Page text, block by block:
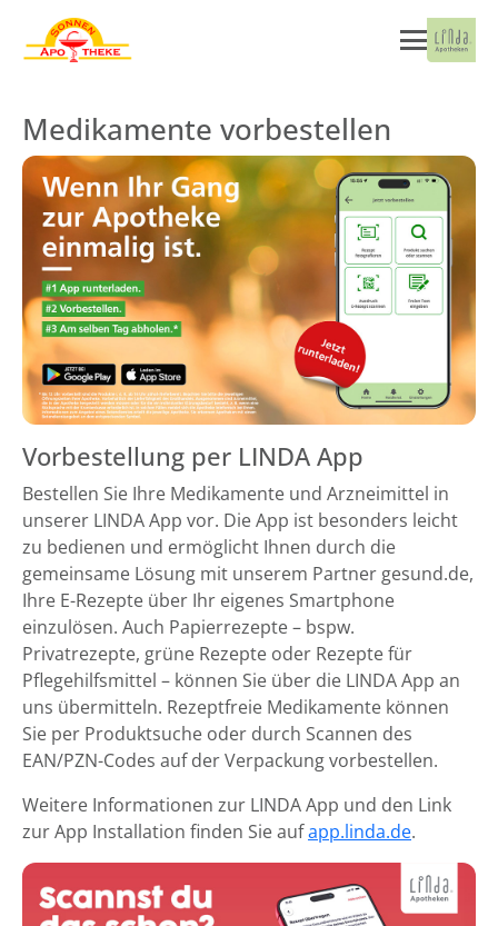
Medikamente vorbestellen
Vorbestellung per LINDA App
Bestellen Sie Ihre Medikamente und Arzneimittel in
unserer LINDA App vor. Die App ist besonders leicht
zu bedienen und ermöglicht Ihnen durch die
gemeinsame Lösung mit unserem Partner gesund.de,
Ihre E-Rezepte über Ihr eigenes Smartphone
einzulösen. Auch Papierrezepte – bspw.
Privatrezepte, grüne Rezepte oder Rezepte für
Pflegehilfsmittel – können Sie über die LINDA App an
uns übermitteln. Rezeptfreie Medikamente können
Sie per Produktsuche oder durch Scannen des
EAN/PZN-Codes auf der Verpackung vorbestellen.
Weitere Informationen zur LINDA App und den Link
zur App Installation finden Sie aufapp.linda.de.